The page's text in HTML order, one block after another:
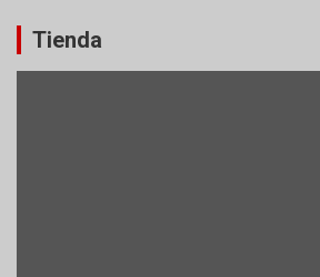
Tienda